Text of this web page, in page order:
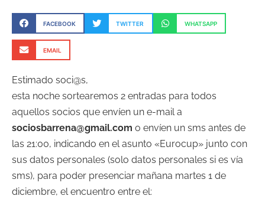
FACEBOOK TWITTER WHATSAPP
EMAIL
Estimado soci@s,
esta noche sortearemos 2 entradas para todos
aquellos socios que envíen un e-maila
sociosbarrena@gmail.com o envíen un sms antes de
las 21:00, indicando en el asunto «Eurocup» junto con
sus datos personales (solo datos personales si es vía
sms), para poder presenciar mañana martes 1 de
diciembre, el encuentro entre el: